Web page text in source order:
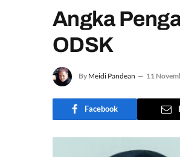
Angka
ODSK
By Meidi Pandean 11
Facebook